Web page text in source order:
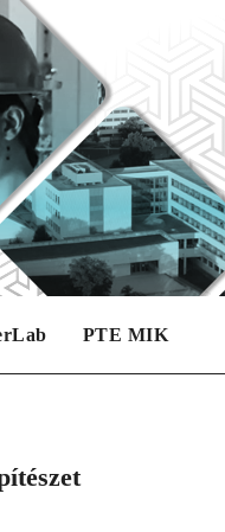
PTE MIK